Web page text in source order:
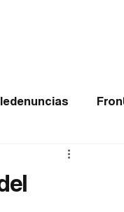
Buenas noticias